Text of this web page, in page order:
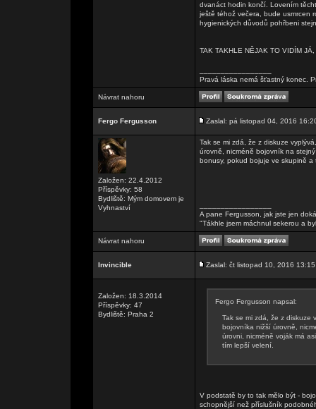
dvanáct hodin končí. Lovením
ještě téhož večera, bude usmrcen
hygienických důvodů pohřbeni
TAK TAKHLE NĚJAK TO VIDÍM
Pravá láska nemá šťastný konec.
Návrat nahoru
Fergo Fergusson Zaslal: pá listopad 04, 2016
Založen: 22.4.2012
Příspěvky: 58
Bydliště: Mým domovem je
Vyhnaství
Tak se mi zdá, že z diskuze
úrovně, nicméně bojovník na
bonusy, pokud bojuje ve skupině
A pane Fergusson, jak jste jen
"Tákhle jsem máchnul sekerou a
Návrat nahoru
Invincible Zaslal: čt listopad 10, 2016 13:15
Založen: 18.3.2014
Příspěvky: 47
Bydliště: Praha 2
Fergo Fergusson napsal:
Tak se mi zdá, že z diskuze
bojovníka nižší úrovně,
úrovni, nicméně voják má
tím lepší velení.
V podstatě by to tak mělo být -
schopnější než příslušník